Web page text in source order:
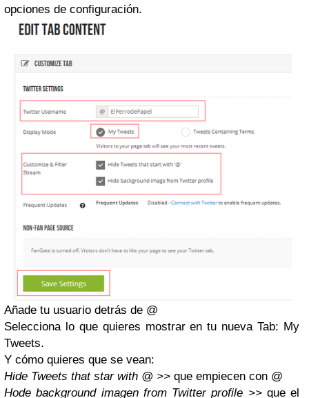
opciones de configuración.
Añade tu usuario detrás de @
Selecciona lo que quieres mostrar en tu nueva Tab: My
Tweets.
Y cómo quieres que se vean:
Hide Tweets that star with @ >> que empiecen con @
Hode background imagen from Twitter profile >>que el